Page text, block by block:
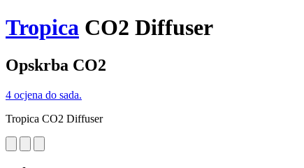
Tropica CO2 Diffuser
Opskrba CO2
4 ocjena do sada.
Tropica CO2 Diffuser